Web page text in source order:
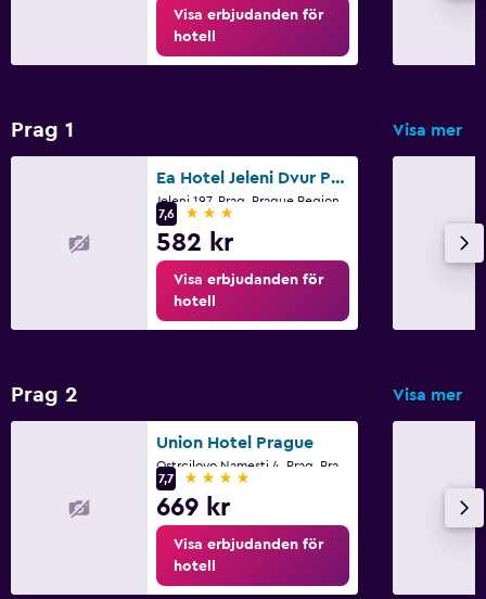
Visa erbjudanden för
hotell
Prag 1 Visa mer
Ea Hotel Jeleni Dvur Prague Castle
Jeleni 197, Prag, Prague Region
7,6
3 stjärnor
582 kr
Visa erbjudanden för
hotell
Prag 2 Visa mer
Union Hotel Prague
7,7
4 stjärnor
669 kr
Visa erbjudanden för
hotell